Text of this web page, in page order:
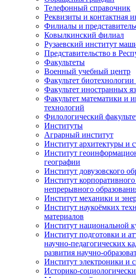
Телефонный справочник
Реквизиты и контактная
Филиалы и
Ковылкинский филиал
Рузаевский институт
Представительство в
Факультеты
Военный учебный центр
Факультет
Факультет иностранных
Факультет математики и
технологий
Филологический
Институты
Аграрный институт
Институт архитектуры и
Институт
географии
Институт довузовского
Институт
непрерывного
Институт механики и
Институт наукоёмких
материалов
Институт национальной
Институт подготовки и
научно-педагогических
развития научно-
Институт электроники и
Историко-